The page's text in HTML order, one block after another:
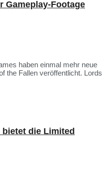
Gameplay-Footage
haben einmal mehr neue
the Fallen veröffentlicht. Lords
bietet die Limited